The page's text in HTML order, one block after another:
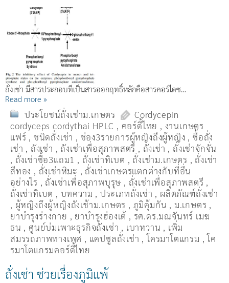
ถั่งเช่า มีสารประกอบที่เป็นสารออกฤทธิ์หลักคือสารคอร์ไดซ…
Read more »
ประโยชน์ถั่งเช่าม.เกษตร
Cordycepin
cordyceps cordythai HPLC , คอร์ดี้ไทย , งานเกษตร
แฟร์ , ชนิดถั่งเช่า , ช่อง3รายการผู้หญิงถึงผู้หญิง ,ซื้อถั่ง
เช่า , ถังเช่า , ถังเช่าเพื่อสุภาพสตรี , ถั่งเช่า , ถั่งเช่าจักจั่น
, ถั่งเช่าซื้อ3แถม1 , ถั่งเช่าทิเบต , ถั่งเช่าม.เกษตร , ถั่งเช่า
สีทอง , ถั่งเช่าหิมะ , ถั่งเช่าเกษตรแตกต่างกับที่อื่น
อย่างไร , ถั่งเช่าเพื่อสุภาพบุรุษ , ถั่งเช่าเพื่อสุภาพสตรี ,
ถั่่งเช่าทิเบต , บทความ , ประเภทถั่งเช่า , ผลิตภัณฑ์ถั่งเช่า
, ผู้หญิงถึงผู้หญิงถังเช้าม.เกษตร , ภูมิคุ้มกัน , ม.เกษตร ,
ยาบำรุงร่างกาย , ยาบำรุงฮ่องเต้ , รศ.ดร.มณจันทร์ เมฆ
ธน , ศูนย์บ่มเพาะธุรกิจถั่งเช่า , เบาหวาน , เพิ่ม
สมรรถภาพทางเพศ , แคปซูลถั่งเช่า ,โครมาโตแกรม ,โค
รมาโตแกรมคอร์ดี้ไทย
ถั่งเช่า ช่วยเรื่องภูมิแพ้